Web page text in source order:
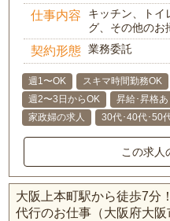
仕事内容
キッチン、トイ
グ、その他のお
契約形態 業務委託
週1〜OK スキマ時間勤務OK
週2〜3日からOK
昇給･昇格あ
家政婦の求人
30代･40代･50
この求人
大阪上本町駅から徒歩7分
代行のお仕事（大阪府大阪